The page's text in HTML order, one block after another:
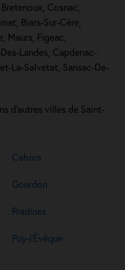
Cosnac,
Biars-Sur-Cère,
Maurs, Figeac,
Landes, Capdenac-
La-Salvetat, Sansac-De-
d’autres villes de Saint-
Cahors
Gourdon
Pradines
Puy-l’Évêque